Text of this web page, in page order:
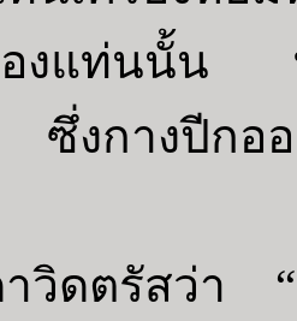
งแท่นนั้น ทั้
ซึ่งกางปีกอ
วิดตรัสว่า “